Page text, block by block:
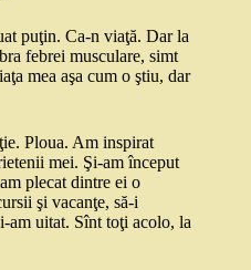
puţin. Ca-n viaţă. Dar la
febrei musculare, simt
mea aşa cum o ştiu, dar
Ploua. Am inspirat
mei. Şi-am început
plecat dintre ei o
şi vacanţe, să-i
am uitat. Sînt toţi acolo, la